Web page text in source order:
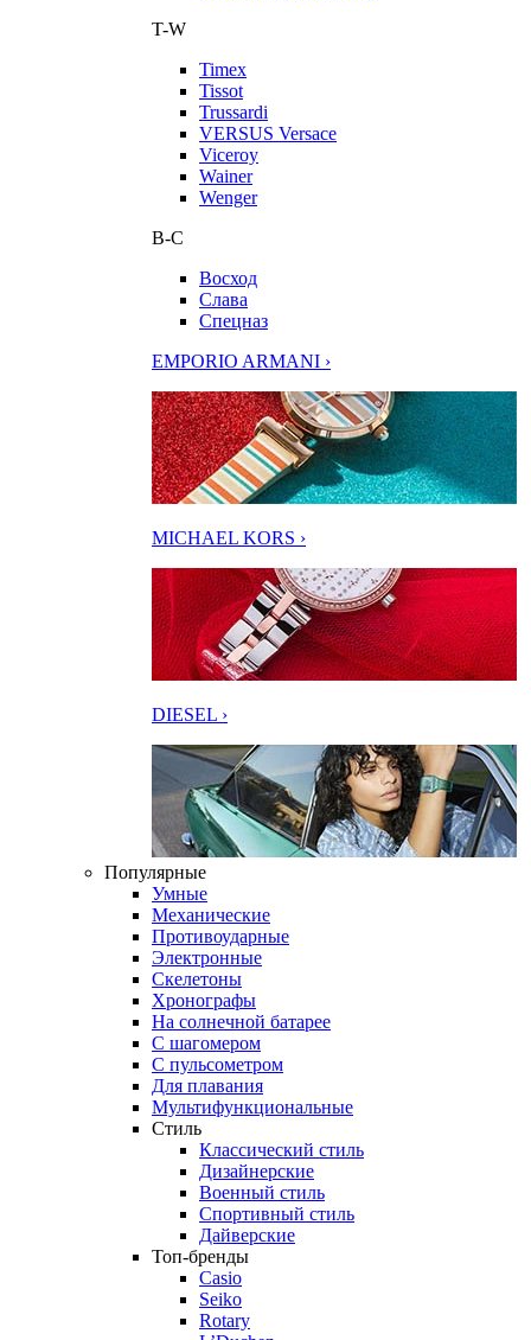
T-W
Timex
Tissot
Trussardi
VERSUS Versace
Viceroy
Wainer
Wenger
В-С
Восход
Слава
Спецназ
EMPORIO ARMANI ›
MICHAEL KORS ›
DIESEL ›
Популярные
Умные
Механические
Противоударные
Электронные
Скелетоны
Хронографы
На солнечной батарее
С шагомером
С пульсометром
Для плавания
Мультифункциональные
Стиль
Классический стиль
Дизайнерские
Военный стиль
Спортивный стиль
Дайверские
Топ-бренды
Casio
Seiko
Rotary